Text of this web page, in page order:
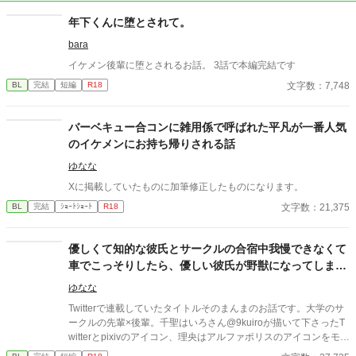
年下くんに堕とされて。
bara
イケメン後輩に堕とされるお話。 3話で本編完結です
BL 完結 短編 R18 文字数：7,748
バーベキュー合コンに雑用係で呼ばれた平凡が一番人気
のイケメンにお持ち帰りされる話
ゆなな
Xに掲載していたものに加筆修正したものになります。
BL 完結 ｼｮｰﾄｼｮｰﾄ R18 文字数：21,375
優しくて知的な彼氏とサークルの合宿中我慢できなくて
車でこっそりしたら、優しい彼氏が野獣になってしまっ
た話
ゆなな
Twitterで連載していたタイトルそのまんまのお話です。大学のサ
ークルの先輩×後輩。千聖はいろさん@9kuiroが描いて下さったT
witterとpixivのアイコン、理央はアルファポリスのアイコンをモデ
ルに書かせてもらいました。